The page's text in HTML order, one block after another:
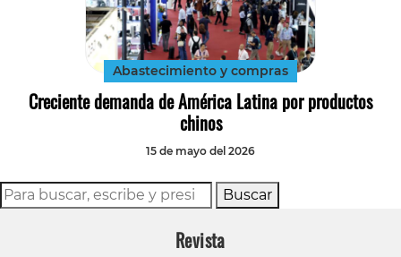
Abastecimiento y compras
Creciente demanda de América Latina por productos
chinos
15 de mayo del 2026
Buscar
Revista